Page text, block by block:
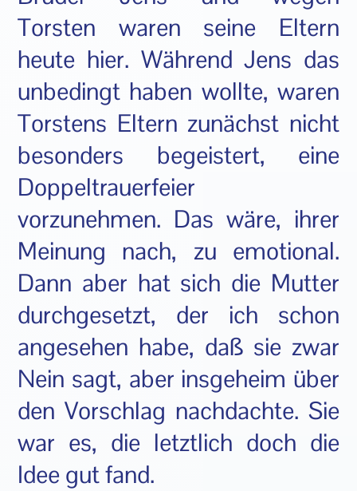
Torsten waren seine Eltern
heute hier. Während Jens das
unbedingt haben wollte, waren
Torstens Eltern zunächst nicht
besonders begeistert, eine
Doppeltrauerfeier
vorzunehmen. Das wäre, ihrer
Meinung nach, zu emotional.
Dann aber hat sich die Mutter
durchgesetzt, der ich schon
angesehen habe, daß sie zwar
Nein sagt, aber insgeheim über
den Vorschlag nachdachte. Sie
war es, die letztlich doch die
Idee gut fand.